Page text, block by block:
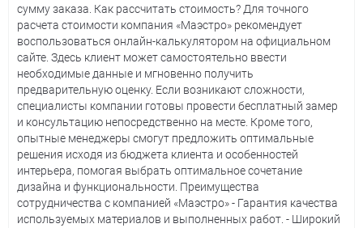
сумму заказа. Как рассчитать стоимость? Для точного
расчета стоимости компания «Маэстро» рекомендует
воспользоваться онлайн-калькулятором на официальном
сайте. Здесь клиент может самостоятельно ввести
необходимые данные и мгновенно получить
предварительную оценку. Если возникают сложности,
специалисты компании готовы провести бесплатный замер
и консультацию непосредственно на месте. Кроме того,
опытные менеджеры смогут предложить оптимальные
решения исходя из бюджета клиента и особенностей
интерьера, помогая выбрать оптимальное сочетание
дизайна и функциональности. Преимущества
сотрудничества с компанией «Маэстро» - Гарантия качества
используемых материалов и выполненных работ. - Широкий